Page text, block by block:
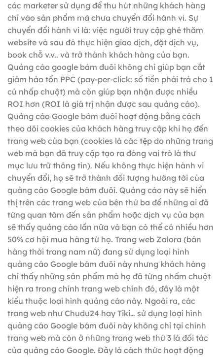
các marketer sử dụng để thu hút những khách hàng
chỉ vào sản phẩm mà chưa chuyển đổi hành vi. Sự
chuyển đổi hành vi là: việc người truy cập ghé thăm
website và sau đó thực hiện giao dịch, đặt dịch vụ,
book chỗ v.v.. và trở thành khách hàng của bạn.
Quảng cáo google bám đuôi không chỉ giúp bạn cắt
giảm hảo tổn PPC (pay-per-click: số tiền phải trả cho 1
cú nhấp chuột) mà còn giúp bạn nhận được nhiều
ROI hơn (ROI là giá trị nhận được sau quảng cáo).
Quảng cáo Google bám đuôi hoạt động bằng cách
theo dõi cookies của khách hàng truy cập khi họ đến
trang web của bạn (cookies là các tệp do những trang
web mà bạn đã truy cập tạo ra đóng vai trò là thư
mục lưu trữ thông tin). Nếu không thực hiện hành vi
chuyển đổi, họ sẽ trở thành đối tượng hướng tới của
quảng cáo Google bám đuôi. Quảng cáo này sẽ hiển
thị trên các trang web của bên thứ ba để những ai đã
từng quan tâm đến sản phẩm hoặc dịch vụ của bạn
sẽ thấy quảng cáo lần nữa và bạn có thể có nhiều hơn
50% cơ hội mua hàng từ họ. Trang web Zalora (bán
hàng thời trang nam nữ) đang sử dụng loại hình
quảng cáo Google bám đuôi này nhưng khách hàng
chỉ thấy những sản phẩm mà họ đã từng nhấm chuột
hiện ra trong chính trang web chính đó, đây là một
kiểu thuộc loại hình quảng cáo này. Ngoài ra, các
trang web như Chudu24 hay Tiki… sử dụng loại hình
quảng cáo Google bám đuôi này không chỉ tại chính
trang web mà còn ở những trang web thứ 3 là đối tác
của quảng cáo Google. Đây là cách thức hoạt động